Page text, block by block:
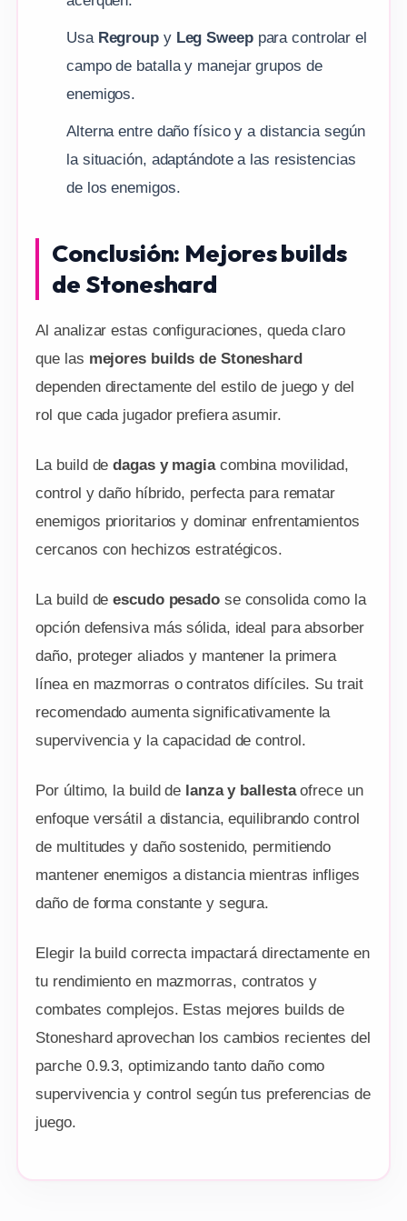
Usa Regroupy Leg Sweeppara controlar el
campo de batalla y manejar grupos de
enemigos.
Alterna entre daño físico y a distancia según
la situación, adaptándote a las resistencias
de los enemigos.
Conclusión: Mejores builds
de Stoneshard
Al analizar estas configuraciones, queda claro
que las mejores builds de Stoneshard
dependen directamente del estilo de juego y del
rol que cada jugador prefiera asumir.
La build dedagas y magiacombina movilidad,
control y daño híbrido, perfecta para rematar
enemigos prioritarios y dominar enfrentamientos
cercanos con hechizos estratégicos.
La build deescudo pesadose consolida como la
opción defensiva más sólida, ideal para absorber
daño, proteger aliados y mantener la primera
línea en mazmorras o contratos difíciles. Su trait
recomendado aumenta significativamente la
supervivencia y la capacidad de control.
Por último, la build de lanza y ballestaofrece un
enfoque versátil a distancia, equilibrando control
de multitudes y daño sostenido, permitiendo
mantener enemigos a distancia mientras infliges
daño de forma constante y segura.
Elegir la build correcta impactará directamente en
tu rendimiento en mazmorras, contratos y
combates complejos. Estas mejores builds de
Stoneshard aprovechan los cambios recientes del
parche 0.9.3, optimizando tanto daño como
supervivencia y control según tus preferencias de
juego.